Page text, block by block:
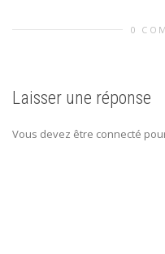
0
Laisser une réponse
Vous devez être connecté